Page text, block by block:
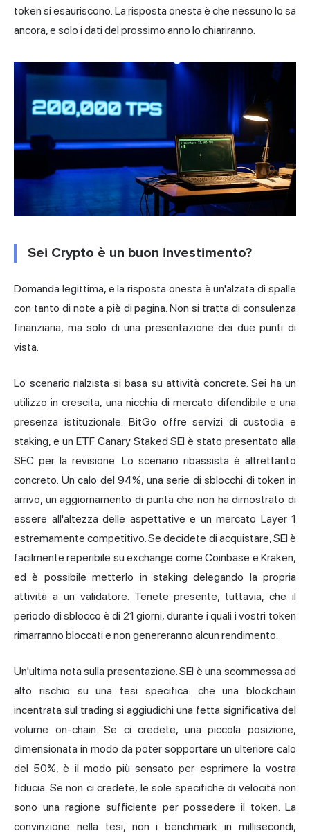
token si esauriscono. La risposta onesta è che nessuno lo sa
ancora, e solo i dati del prossimo anno lo chiariranno.
Sei Crypto è un buon investimento?
Domanda legittima, e la risposta onesta è un'alzata di spalle
con tanto di note a piè di pagina. Non si tratta di consulenza
finanziaria, ma solo di una presentazione dei due punti di
vista.
Lo scenario rialzista si basa su attività concrete. Sei ha un
utilizzo in crescita, una nicchia di mercato difendibile e una
presenza istituzionale: BitGo offre servizi di custodia e
staking, e un ETF Canary Staked SEI è stato presentato alla
SEC per la revisione. Lo scenario ribassista è altrettanto
concreto. Un calo del 94%, una serie di sblocchi di token in
arrivo, un aggiornamento di punta che non ha dimostrato di
essere all'altezza delle aspettative e un mercato Layer 1
estremamente competitivo. Se decidete di acquistare, SEI è
facilmente reperibile su exchange come Coinbase e Kraken,
ed è possibile metterlo in staking delegando la propria
attività a un validatore. Tenete presente, tuttavia, che il
periodo di sblocco è di 21 giorni, durante i quali i vostri token
rimarranno bloccati e non genereranno alcun rendimento.
Un'ultima nota sulla presentazione. SEI è una scommessa ad
alto rischio su una tesi specifica: che una blockchain
incentrata sul trading si aggiudichi una fetta significativa del
volume on-chain. Se ci credete, una piccola posizione,
dimensionata in modo da poter sopportare un ulteriore calo
del 50%, è il modo più sensato per esprimere la vostra
fiducia. Se non ci credete, le sole specifiche di velocità non
sono una ragione sufficiente per possedere il token. La
convinzione nella tesi, non i benchmark in millisecondi,